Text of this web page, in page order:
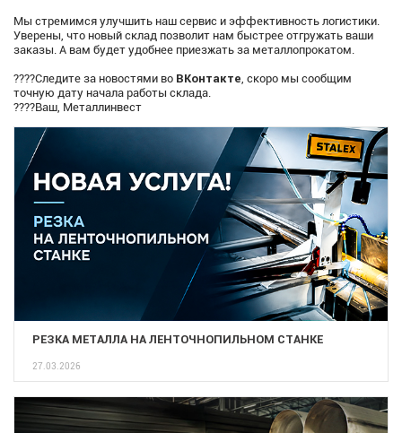
Мы стремимся улучшить наш сервис и эффективность логистики.
Уверены, что новый склад позволит нам быстрее отгружать ваши
заказы. А вам будет удобнее приезжать за металлопрокатом.
????Следите за новостями во ВКонтакте , скоро мы сообщим
точную дату начала работы склада.
????Ваш, Металлинвест
РЕЗКА МЕТАЛЛА НА ЛЕНТОЧНОПИЛЬНОМ СТАНКЕ
27.03.2026